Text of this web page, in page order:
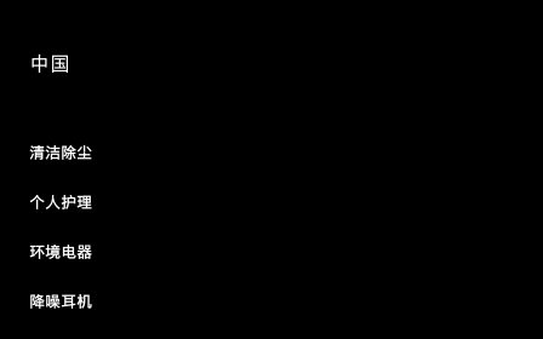
中国
清洁除尘
个人护理
环境电器
降噪耳机